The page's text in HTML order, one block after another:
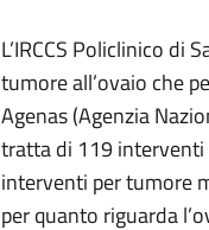
L’IRCCS Policlinico di
tumore all’ovaio che
Agenas (Agenzia
tratta di 119 interventi
interventi per tumore
per quanto riguarda